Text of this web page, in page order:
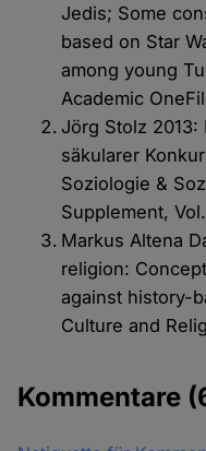
Jedis; Some
based on Star
among young
Academic
Jörg Stolz
säkularer
Soziologie &
Supplement,
Markus Altena
religion:
against history-
Culture and
Kommentare